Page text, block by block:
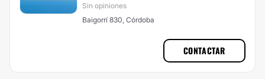
Sin opiniones
Baigorrí 830, Córdoba
CONTACTAR